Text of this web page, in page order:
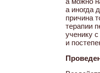
а иногда
причина
терапии
ученику
и